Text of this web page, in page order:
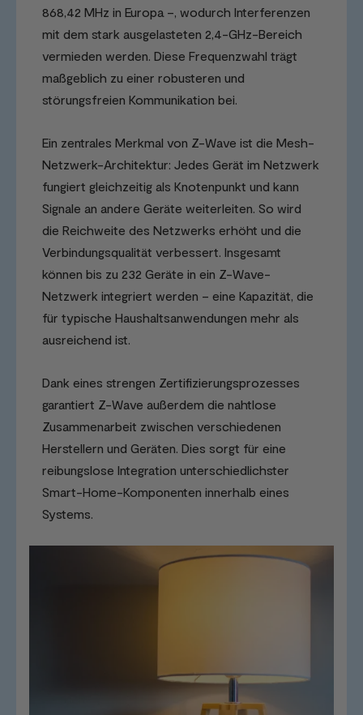
868,42 MHz in Europa –, wodurch Interferenzen
mit dem stark ausgelasteten 2,4-GHz-Bereich
vermieden werden. Diese Frequenzwahl trägt
maßgeblich zu einer robusteren und
störungsfreien Kommunikation bei.
Ein zentrales Merkmal von Z-Wave ist die Mesh-
Netzwerk-Architektur: Jedes Gerät im Netzwerk
fungiert gleichzeitig als Knotenpunkt und kann
Signale an andere Geräte weiterleiten. So wird
die Reichweite des Netzwerks erhöht und die
Verbindungsqualität verbessert. Insgesamt
können bis zu 232 Geräte in ein Z-Wave-
Netzwerk integriert werden – eine Kapazität, die
für typische Haushaltsanwendungen mehr als
ausreichend ist.
Dank eines strengen Zertifizierungsprozesses
garantiert Z-Wave außerdem die nahtlose
Zusammenarbeit zwischen verschiedenen
Herstellern und Geräten. Dies sorgt für eine
reibungslose Integration unterschiedlichster
Smart-Home-Komponenten innerhalb eines
Systems.